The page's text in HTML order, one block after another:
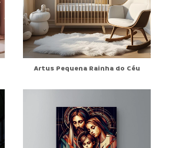
Artus Pequena Rainha do Céu